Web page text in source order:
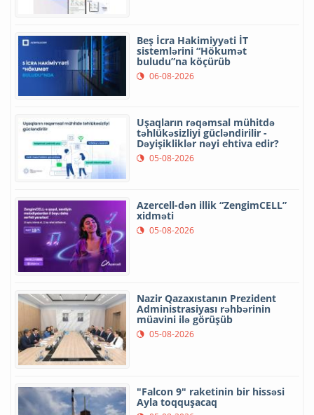
Beş İcra Hakimiyyəti İT
sistemlərini “Hökumət
buludu”na köçürüb
06-08-2026
Uşaqların rəqəmsal mühitdə
təhlükəsizliyi gücləndirilir -
Dəyişikliklər nəyi ehtiva edir?
05-08-2026
Azercell-dən illik “ZengimCELL”
xidməti
05-08-2026
Nazir Qazaxıstanın Prezident
Administrasiyası rəhbərinin
müavini ilə görüşüb
05-08-2026
"Falcon 9" raketinin bir hissəsi
Ayla toqquşacaq